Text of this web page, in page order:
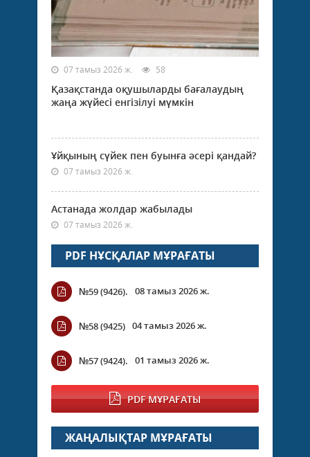
07 тамыз 2026 ж. 58
Қазақстанда оқушыларды бағалаудың
жаңа жүйесі енгізілуі мүмкін
Ұйқының сүйек пен буынға әсері қандай?
07 тамыз 2026 ж.
Астанада жолдар жабылады
07 тамыз 2026 ж.
PDF НҰСҚАЛАР МҰРАҒАТЫ
№59 (9426). 08 тамыз 2026 ж.
№58 (9425) 04 тамыз 2026 ж.
№57 (9424). 01 тамыз 2026 ж.
PDF МҰРАҒАТЫ
ЖАҢАЛЫҚТАР МҰРАҒАТЫ